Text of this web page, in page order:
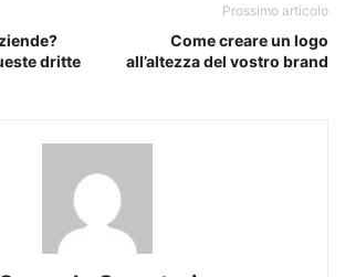
dritte
Prossimo articolo
Come creare un logo
all’altezza del vostro brand